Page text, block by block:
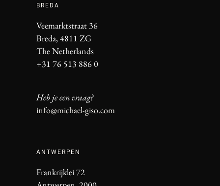
BREDA
Veemarktstraat 36
Breda, 4811 ZG
The Netherlands
+31 76 513 886 0
Heb je een vraag?
info@michael-giso.com
ANTWERPEN
Frankrijklei 72